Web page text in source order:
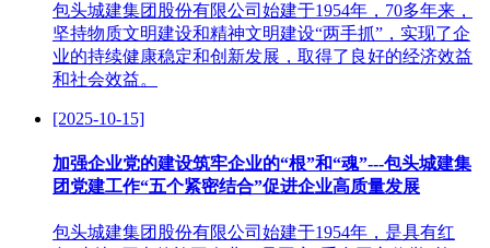
包头城建集团股份有限公司始建于1954年，70多年来，
坚持物质文明建设和精神文明建设“两手抓”，实现了企
业的持续健康稳定和创新发展，取得了良好的经济效益
和社会效益。
[2025-10-15]
加强企业党的建设筑牢企业的“根”和“魂”---包头城建集
团党建工作“五个紧密结合”促进企业高质量发展
包头城建集团股份有限公司始建于1954年，是具有红